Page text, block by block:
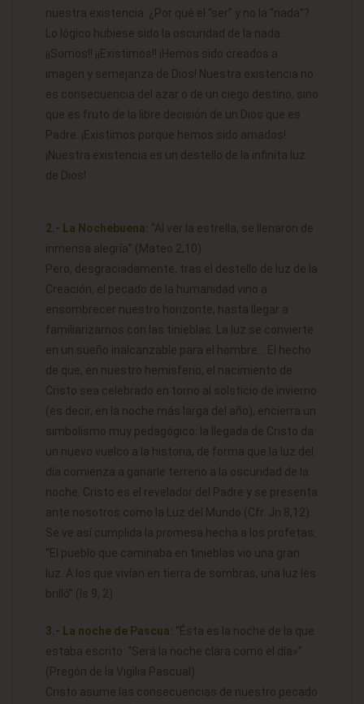
nuestra existencia. ¿Por qué el “ser” y no la “nada”?
Lo lógico hubiese sido la oscuridad de la nada…
¡¡Somos!! ¡¡Existimos!! ¡Hemos sido creados a
imagen y semejanza de Dios! Nuestra existencia no
es consecuencia del azar o de un ciego destino, sino
que es fruto de la libre decisión de un Dios que es
Padre. ¡Existimos porque hemos sido amados!
¡Nuestra existencia es un destello de la infinita luz
de Dios!
2.- La Nochebuena: “Al ver la estrella, se llenaron de
inmensa alegría” (Mateo 2,10).
Pero, desgraciadamente, tras el destello de luz de la
Creación, el pecado de la humanidad vino a
ensombrecer nuestro horizonte, hasta llegar a
familiarizarnos con las tinieblas. La luz se convierte
en un sueño inalcanzable para el hombre… El hecho
de que, en nuestro hemisferio, el nacimiento de
Cristo sea celebrado en torno al solsticio de invierno
(es decir, en la noche más larga del año), encierra un
simbolismo muy pedagógico: la llegada de Cristo da
un nuevo vuelco a la historia, de forma que la luz del
día comienza a ganarle terreno a la oscuridad de la
noche. Cristo es el revelador del Padre y se presenta
ante nosotros como la Luz del Mundo (Cfr. Jn 8,12).
Se ve así cumplida la promesa hecha a los profetas:
“El pueblo que caminaba en tinieblas vio una gran
luz. A los que vivían en tierra de sombras, una luz les
brilló” (Is 9, 2).
3.- La noche de Pascua: “Ésta es la noche de la que
estaba escrito: “Será la noche clara como el día»”
(Pregón de la Vigilia Pascual).
Cristo asume las consecuencias de nuestro pecado